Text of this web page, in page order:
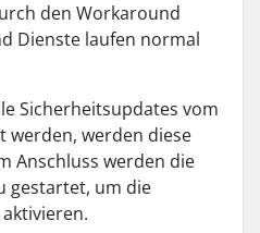
den Workaround
Dienste laufen normal
Sicherheitsupdates vom
werden, werden diese
Anschluss werden die
gestartet, um die